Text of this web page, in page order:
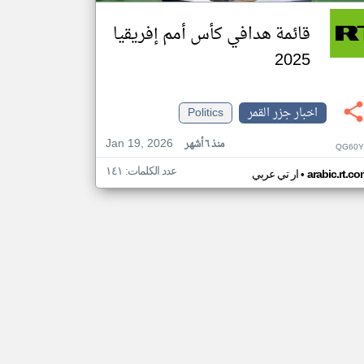
قائمة هدافي كأس أمم إفريقيا
2025
اخبار جزر القمر
Politics
Jan 19, 2026
منذ ٦ أشهر
ار تي عربي• عدد الكلمات: ١٤١